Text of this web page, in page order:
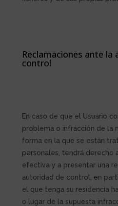
Reclamaciones ante la
control
En caso de que el Usuario
problema o infracción de la
forma en la que se están
personales, tendrá derecho
efectiva y a presentar una
autoridad de control, en
el que tenga su residencia
o lugar de la supuesta